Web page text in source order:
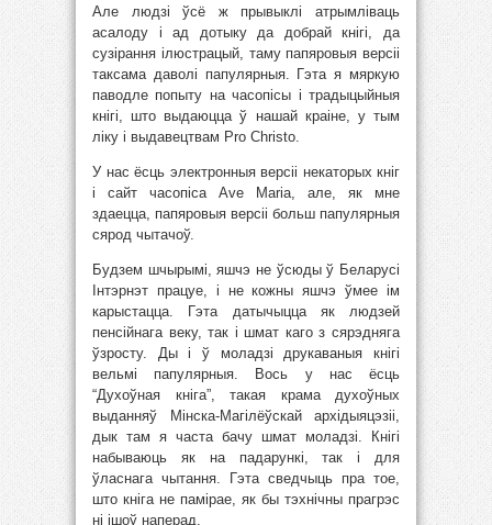
Але людзі ўсё ж прывыклі атрымліваць
асалоду і ад дотыку да добрай кнігі, да
сузірання ілюстрацый, таму папяровыя версіі
таксама даволі папулярныя. Гэта я мяркую
паводле попыту на часопісы і традыцыйныя
кнігі, што выдаюцца ў нашай краіне, у тым
ліку і выдавецтвам Pro Christo.
У нас ёсць электронныя версіі некаторых кніг
і сайт часопіса Ave Maria, але, як мне
здаецца, папяровыя версіі больш папулярныя
сярод чытачоў.
Будзем шчырымі, яшчэ не ўсюды ў Беларусі
Інтэрнэт працуе, і не кожны яшчэ ўмее ім
карыстацца. Гэта датычыцца як людзей
пенсійнага веку, так і шмат каго з сярэдняга
ўзросту. Ды і ў моладзі друкаваныя кнігі
вельмі папулярныя. Вось у нас ёсць
“Духоўная кніга”, такая крама духоўных
выданняў Мінска-Магілёўскай архідыяцэзіі,
дык там я часта бачу шмат моладзі. Кнігі
набываюць як на падарункі, так і для
ўласнага чытання. Гэта сведчыць пра тое,
што кніга не памірае, як бы тэхнічны прагрэс
ні ішоў наперад.